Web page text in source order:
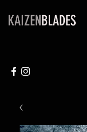
KAIZENBLADES